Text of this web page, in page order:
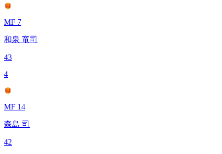
MF 7
和泉 竜司
43
4
MF 14
森島 司
42